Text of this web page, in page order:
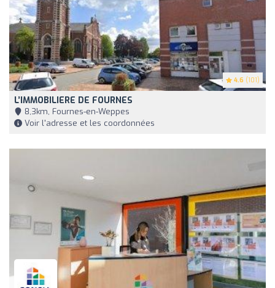
4.6 (101)
L’IMMOBILIERE DE FOURNES
8,3km, Fournes-en-Weppes
Voir l'adresse et les coordonnées